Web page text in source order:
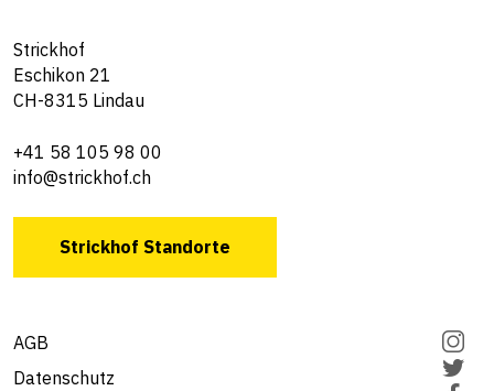
Strickhof
Eschikon 21
CH-8315 Lindau
+41 58 105 98 00
info@strickhof.ch
Strickhof Standorte
AGB
Datenschutz